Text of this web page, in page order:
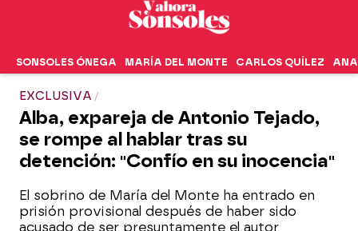
SONSOLES ÓNEGA MARÍA DEL MONTE CARLOS QUÍLEZ ANA
EXCLUSIVA
Alba, expareja de Antonio Tejado,
se rompe al hablar tras su
detención: "Confío en su inocencia"
El sobrino de María del Monte ha entrado en
prisión provisional después de haber sido
acusado de ser presuntamente el autor